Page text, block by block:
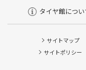
タイヤ館につい
サイトマップ
サイトポリシー